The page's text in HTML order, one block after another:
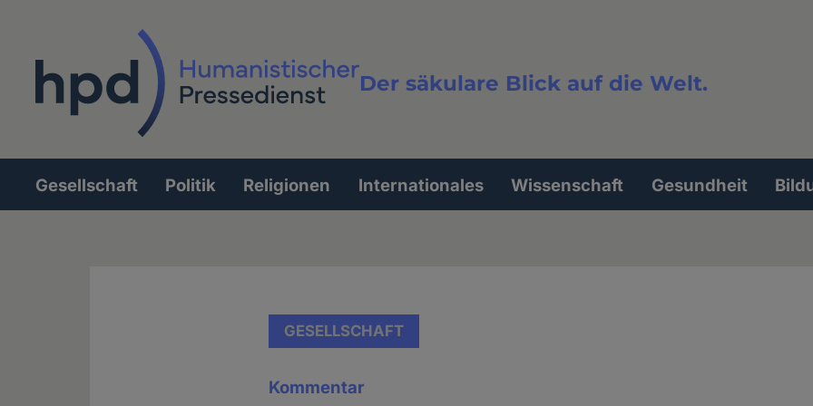
Der säkulare Blick auf die Welt.
Volltextsuche
Hauptnavigation
Gesellschaft Politik Religionen Internationales Wissenschaft Gesundheit
GESELLSCHAFT
Kommentar